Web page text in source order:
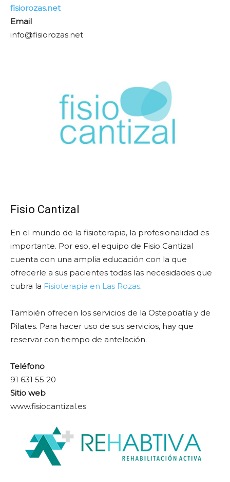
fisiorozas.net
Email
info@fisiorozas.net
Fisio Cantizal
En el mundo de la fisioterapia, la profesionalidad es
importante. Por eso, el equipo de Fisio Cantizal
cuenta con una amplia educación con la que
ofrecerle a sus pacientes todas las necesidades que
cubra la Fisioterapia en Las Rozas.
También ofrecen los servicios de la Ostepoatía y de
Pilates. Para hacer uso de sus servicios, hay que
reservar con tiempo de antelación.
Teléfono
91 631 55 20
Sitio web
www.fisiocantizal.es